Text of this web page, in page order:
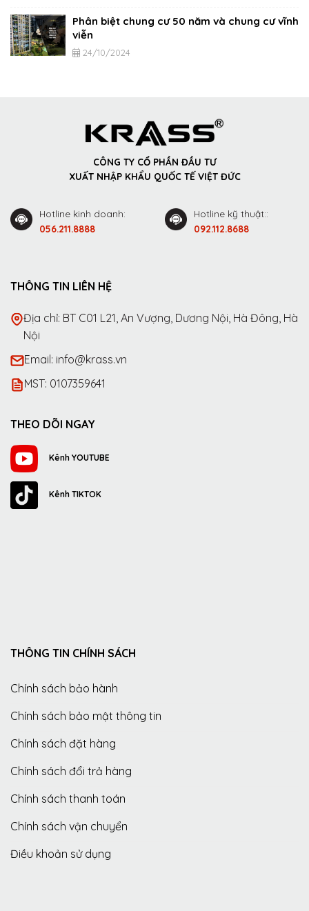
Phân biệt chung cư 50 năm và chung cư vĩnh
viễn
24/10/2024
CÔNG TY CỔ PHẦN ĐẦU TƯ
XUẤT NHẬP KHẨU QUỐC TẾ VIỆT ĐỨC
Hotline kinh doanh:
056.211.8888
Hotline kỹ thuật::
092.112.8688
THÔNG TIN LIÊN HỆ
Địa chỉ: BT C01 L21, An Vượng, Dương Nội, Hà Đông, Hà
Nội
Email: info@krass.vn
MST: 0107359641
THEO DÕI NGAY
Kênh YOUTUBE
Kênh TIKTOK
THÔNG TIN CHÍNH SÁCH
Chính sách bảo hành
Chính sách bảo mật thông tin
Chính sách đặt hàng
Chính sách đổi trả hàng
Chính sách thanh toán
Chính sách vận chuyển
Điều khoản sử dụng